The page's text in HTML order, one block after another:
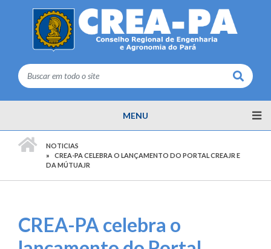
Buscar
MENU
NOTICIAS
CREA-PA CELEBRA O LANÇAMENTO DO PORTAL CREAJR E
DA MÚTUAJR
CREA-PA celebra o